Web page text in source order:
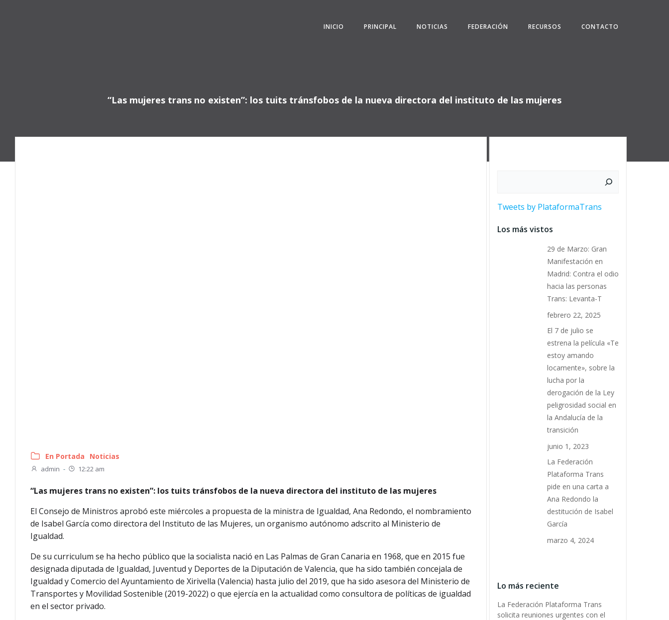
INICIO PRINCIPAL NOTICIAS FEDERACIÓN RECURSOS CONTACTO
“Las mujeres trans no existen”: los tuits tránsfobos de la nueva directora del instituto de las mujeres
En Portada Noticias
admin - 12:22 am
“Las mujeres trans no existen”: los tuits tránsfobos de la nueva directora del instituto de las mujeres
El Consejo de Ministros aprobó este miércoles a propuesta de la ministra de Igualdad, Ana Redondo, el nombramiento
de Isabel García como directora del Instituto de las Mujeres, un organismo autónomo adscrito al Ministerio de
Igualdad.
De su curriculum se ha hecho público que la socialista nació en Las Palmas de Gran Canaria en 1968, que en 2015 fue
designada diputada de Igualdad, Juventud y Deportes de la Diputación de Valencia, que ha sido también concejala de
Igualdad y Comercio del Ayuntamiento de Xirivella (Valencia) hasta julio del 2019, que ha sido asesora del Ministerio de
Transportes y Movilidad Sostenible (2019-2022) o que ejercía en la actualidad como consultora de políticas de igualdad
en el sector privado.
Tweets by PlataformaTrans
Los más vistos
29 de Marzo: Gran
Manifestación en
Madrid: Contra el odio
hacia las personas
Trans: Levanta-T
febrero 22, 2025
El 7 de julio se
estrena la película «Te
estoy amando
locamente», sobre la
lucha por la
derogación de la Ley
peligrosidad social en
la Andalucía de la
transición
junio 1, 2023
La Federación
Plataforma Trans
pide en una carta a
Ana Redondo la
destitución de Isabel
García
marzo 4, 2024
Lo más reciente
La Federación Plataforma Trans
solicita reuniones urgentes con el